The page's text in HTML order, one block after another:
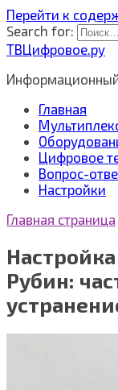
Перейти к
Search for:
ТВЦифровое.ру
Главная
Цифровое
Вопрос-
Настройки
Главная страница
Рубин: